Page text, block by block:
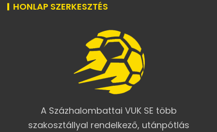
HONLAP SZERKESZTÉS
A Százhalombattai VUK SE több
szakosztállyal rendelkező, utánpótlás